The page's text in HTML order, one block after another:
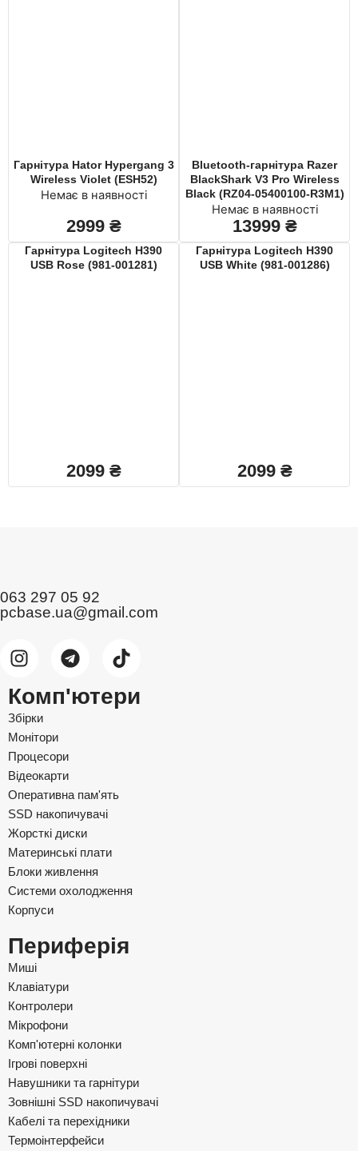
Гарнiтура Hator Hypergang 3
Wireless Violet (ESH52)
Немає в наявності
2999 ₴
Bluetooth-гарнітура Razer
BlackShark V3 Pro Wireless
Black (RZ04-05400100-R3M1)
Немає в наявності
13999 ₴
Гарнітура Logitech H390
USB Rose (981-001281)
2099 ₴
Гарнітура Logitech H390
USB White (981-001286)
2099 ₴
063 297 05 92
pcbase.ua@gmail.com
Комп'ютери
Збірки
Монітори
Процесори
Відеокарти
Оперативна пам'ять
SSD накопичувачі
Жорсткі диски
Материнські плати
Блоки живлення
Системи охолодження
Корпуси
Периферія
Миші
Клавіатури
Контролери
Мікрофони
Комп'ютерні колонки
Ігрові поверхні
Навушники та гарнітури
Зовнішні SSD накопичувачі
Кабелі та перехідники
Термоінтерфейси